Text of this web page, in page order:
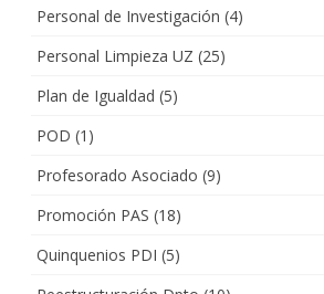
Personal de Investigación (4)
Personal Limpieza UZ (25)
Plan de Igualdad (5)
POD (1)
Profesorado Asociado (9)
Promoción PAS (18)
Quinquenios PDI (5)